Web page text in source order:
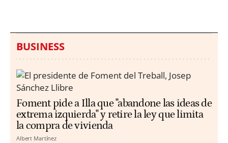
BUSINESS
Foment pide a Illa que "abandone las ideas de
extrema izquierda" y retire la ley que limita
la compra de vivienda
Albert Martínez